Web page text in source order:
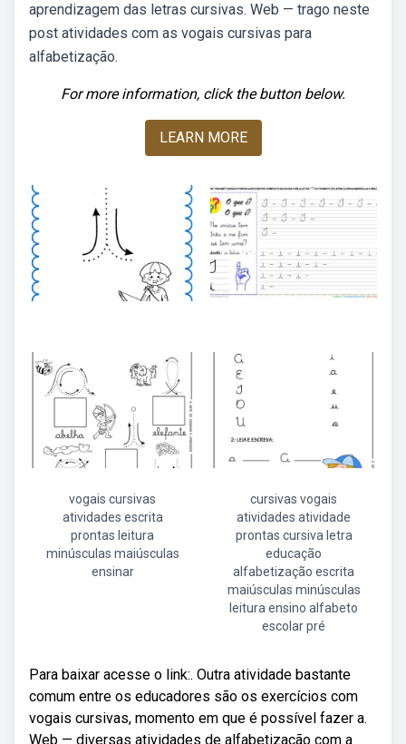
aprendizagem das letras cursivas. Web — trago neste
post atividades com as vogais cursivas para
alfabetização.
For more information, click the button below.
LEARN MORE
vogais cursivas
atividades escrita
prontas leitura
minúsculas maiúsculas
ensinar
cursivas vogais
atividades atividade
prontas cursiva letra
educação
alfabetização escrita
maiúsculas minúsculas
leitura ensino alfabeto
escolar pré
Para baixar acesse o link:. Outra atividade bastante
comum entre os educadores são os exercícios com
vogais cursivas, momento em que é possível fazer a.
Web — diversas atividades de alfabetização com a